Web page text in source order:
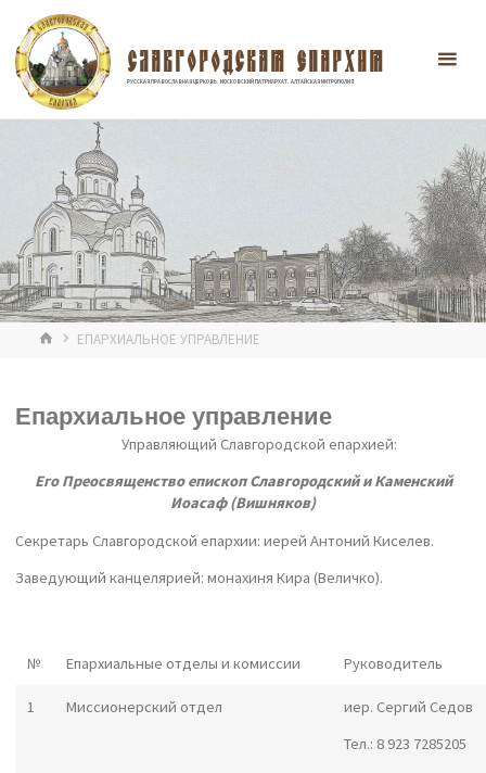
Перейти
содержимому
СЛАВГОРОДСКАЯ ЕПАРХИЯ
РУССКАЯ ПРАВОСЛАВНАЯ ЦЕРКОВЬ. МОСКОВСКИЙ ПАТРИАРХАТ. АЛТАЙСКАЯ МИТРОПОЛИЯ
ГЛАВНАЯ
ЕПАРХИАЛЬНОЕ УПРАВЛЕНИЕ
Епархиальное управление
Управляющий Славгородской епархией:
Его Преосвященство епископ Славгородский и Каменский
Иоасаф (Вишняков)
Секретарь Славгородской епархии: иерей Антоний Киселев.
Заведующий канцелярией: монахиня Кира (Величко).
№ Епархиальные отделы и комиссии Руководитель
1 Миссионерский отдел
иер. Сергий Седов
Тел.: 8 923 7285205